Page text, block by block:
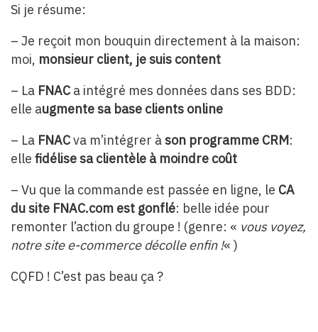
Si je résume:
– Je reçoit mon bouquin directement à la maison:
moi, monsieur client, je suis content
– La FNAC a intégré mes données dans ses BDD:
elle augmente sa base clients online
– La FNACva m’intégrer àson programme CRM:
elle fidélise sa clientèle à moindre coût
– Vu que la commande est passée en ligne, le CA
du site FNAC.com est gonflé: belle idée pour
remonter l’action du groupe ! (genre: « vous voyez,
notre site e-commerce décolle enfin !« )
CQFD ! C’est pas beau ça ?